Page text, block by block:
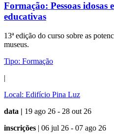
Formação: Pessoas idosas
educativas
13ª edição do curso sobre as
museus.
Tipo: Formação
|
Local: Edifício Pina Luz
data | 19 ago 26 - 28 out 26
inscrições | 06 jul 26 - 07 ago 26